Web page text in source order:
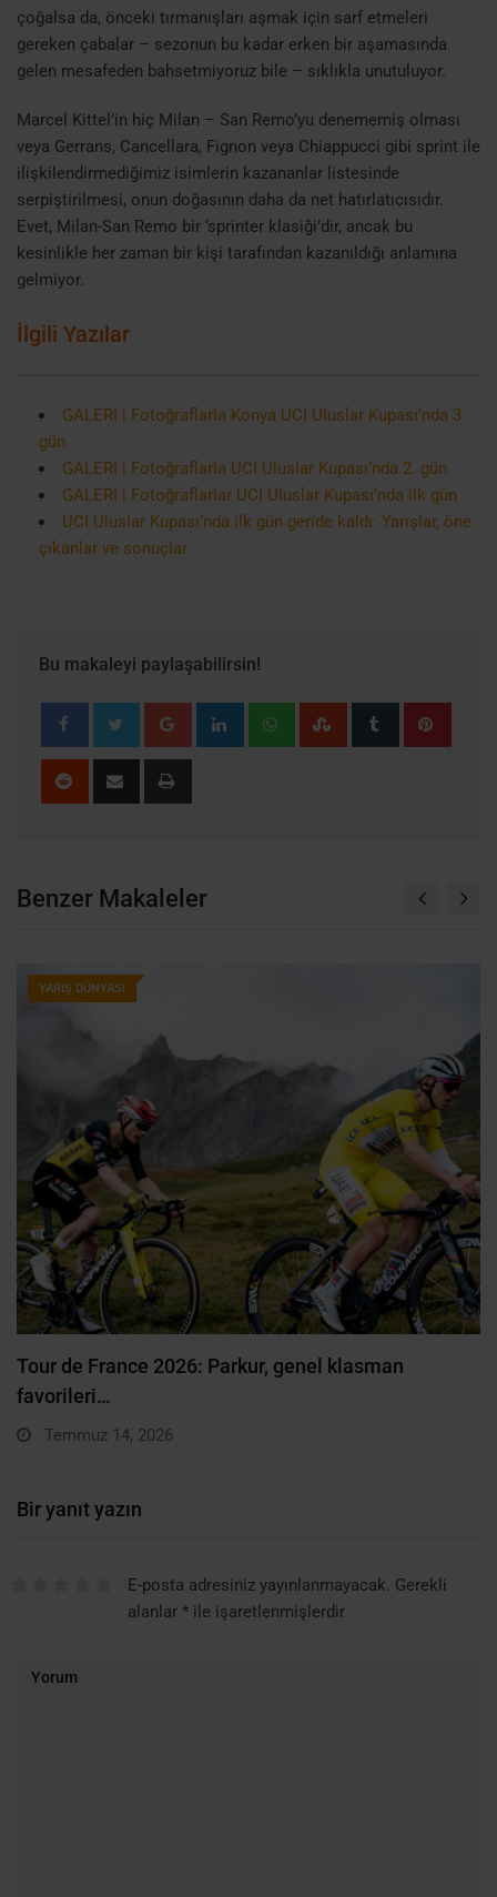
çoğalsa da, önceki tırmanışları aşmak için sarf etmeleri
gereken çabalar – sezonun bu kadar erken bir aşamasında
gelen mesafeden bahsetmiyoruz bile – sıklıkla unutuluyor.
Marcel Kittel’in hiç Milan – San Remo’yu denememiş olması
veya Gerrans, Cancellara, Fignon veya Chiappucci gibi sprint ile
ilişkilendirmediğimiz isimlerin kazananlar listesinde
serpiştirilmesi, onun doğasının daha da net hatırlatıcısıdır.
Evet, Milan-San Remo bir ‘sprinter klasiği’dir, ancak bu
kesinlikle her zaman bir kişi tarafından kazanıldığı anlamına
gelmiyor.
İlgili Yazılar
GALERİ | Fotoğraflarla Konya UCI Uluslar Kupası’nda 3.
gün
GALERİ | Fotoğraflarla UCI Uluslar Kupası’nda 2. gün
GALERİ | Fotoğraflarlar UCI Uluslar Kupası’nda ilk gün
UCI Uluslar Kupası’nda ilk gün geride kaldı: Yarışlar, öne
çıkanlar ve sonuçlar
Bu makaleyi paylaşabilirsin!
Google+ LinkedIn WhatsappStumbleUpon
Tumblr
Reddit
Share
Benzer Makaleler
YARIŞ DÜNYASI
Tour de France 2026: Parkur, genel klasman
favorileri…
Temmuz 14, 2026
Bir yanıt yazın
E-posta adresiniz yayınlanmayacak. Gerekli
alanlar *ile işaretlenmişlerdir